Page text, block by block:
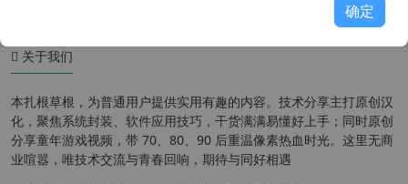
关于我们
本扎根草根，为普通用户提供实用有趣的内容。技术分享主打原创汉
化，聚焦系统封装、软件应用技巧，干货满满易懂好上手；同时原创
分享童年游戏视频，带 70、80、90 后重温像素热血时光。这里无商
业喧嚣，唯技术交流与青春回响，期待与同好相遇
确定